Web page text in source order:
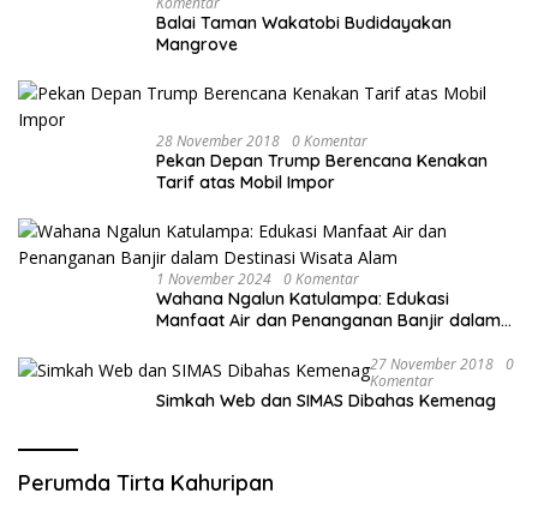
Balai Taman Wakatobi Budidayakan
Mangrove
28 November 2018 0 Komentar
Pekan Depan Trump Berencana Kenakan
Tarif atas Mobil Impor
1 November 2024 0 Komentar
Wahana Ngalun Katulampa: Edukasi
Manfaat Air dan Penanganan Banjir dalam
27 November 2018 0
Komentar
Simkah Web dan SIMAS Dibahas Kemenag
Perumda Tirta Kahuripan